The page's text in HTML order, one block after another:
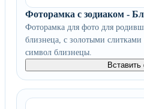
Фоторамка с зодиаком -
Фоторамка для фото для
близнеца, с золотыми
символ близнецы.